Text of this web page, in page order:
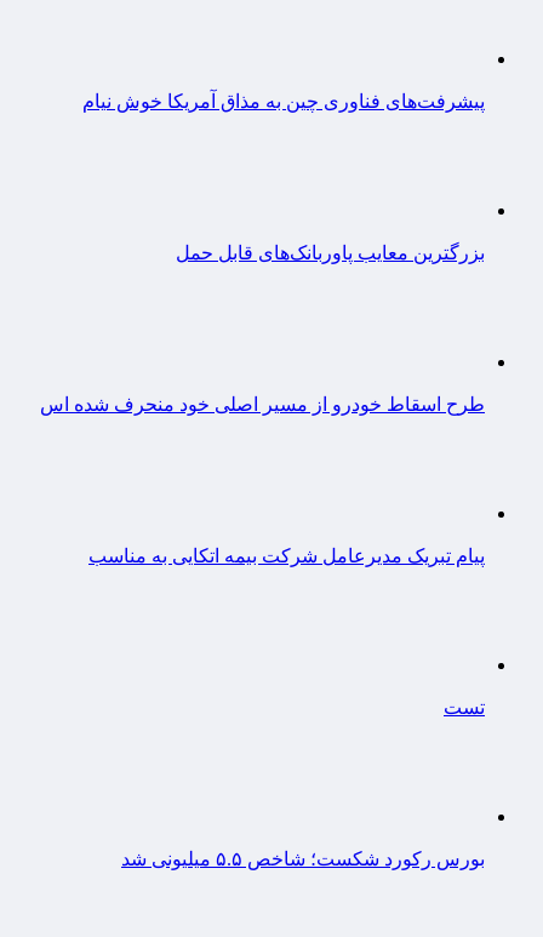
پیشرفت‌های فناوری چین به مذاق آمریکا خوش نیام
بزرگترین معایب پاوربانک‌های قابل حمل
طرح اسقاط خودرو از مسیر اصلی خود منحرف شده اس
پیام تبریک مدیرعامل شرکت بیمه اتکایی به مناسب
تست
بورس رکورد شکست؛ شاخص ۵.۵ میلیونی شد